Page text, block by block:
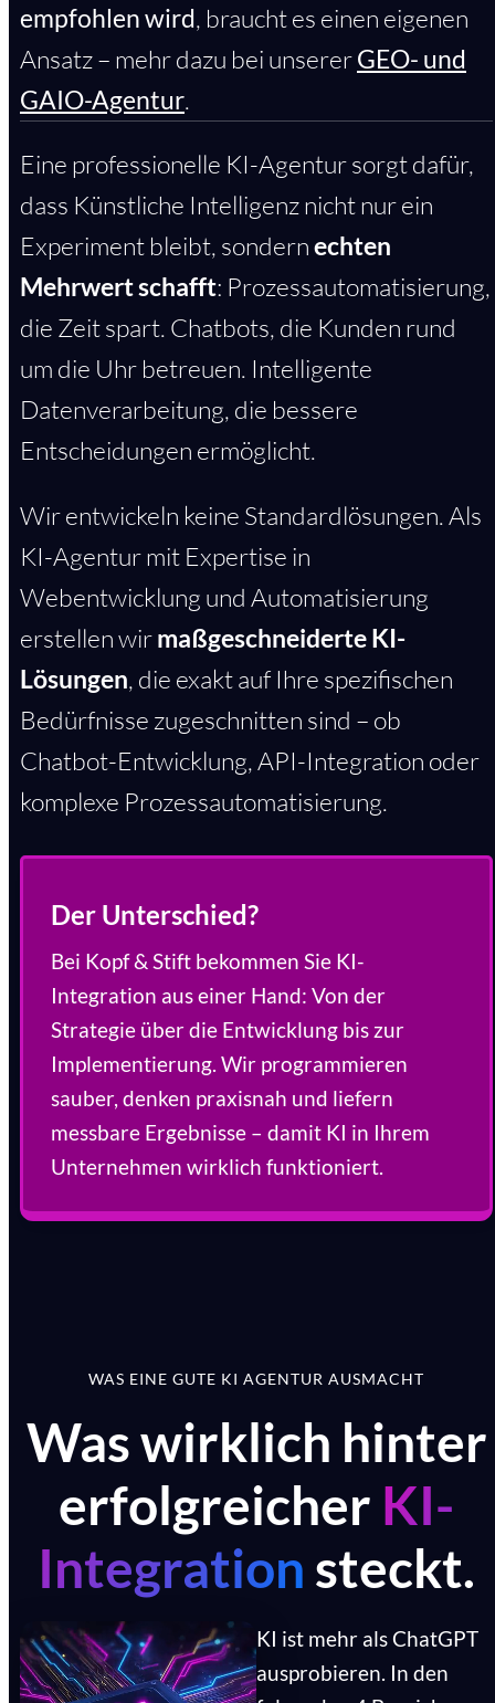
empfohlen wird , braucht es einen eigenen
Ansatz – mehr dazu bei unsererGEO- und
GAIO-Agentur
Eine professionelle KI-Agentur sorgt dafür,
dass Künstliche Intelligenz nicht nur ein
Experiment bleibt, sondernechten
Mehrwert schafft: Prozessautomatisierung,
die Zeit spart. Chatbots, die Kunden rund
um die Uhr betreuen. Intelligente
Datenverarbeitung, die bessere
Entscheidungen ermöglicht.
Wir entwickeln keine Standardlösungen. Als
KI-Agentur mit Expertise in
Webentwicklung und Automatisierung
erstellen wirmaßgeschneiderte KI-
Lösungen, die exakt auf Ihre spezifischen
Bedürfnisse zugeschnitten sind – ob
Chatbot-Entwicklung, API-Integration oder
komplexe Prozessautomatisierung.
Der Unterschied?
Bei Kopf & Stift bekommen Sie KI-
Integration aus einer Hand: Von der
Strategie über die Entwicklung bis zur
Implementierung. Wir programmieren
sauber, denken praxisnah und liefern
messbare Ergebnisse – damit KI in Ihrem
Unternehmen wirklich funktioniert.
WAS EINE GUTE KI AGENTUR AUSMACHT
Was wirklich hinter
erfolgreicher KI-
Integration steckt.
KI ist mehr als ChatGPT
ausprobieren. In den